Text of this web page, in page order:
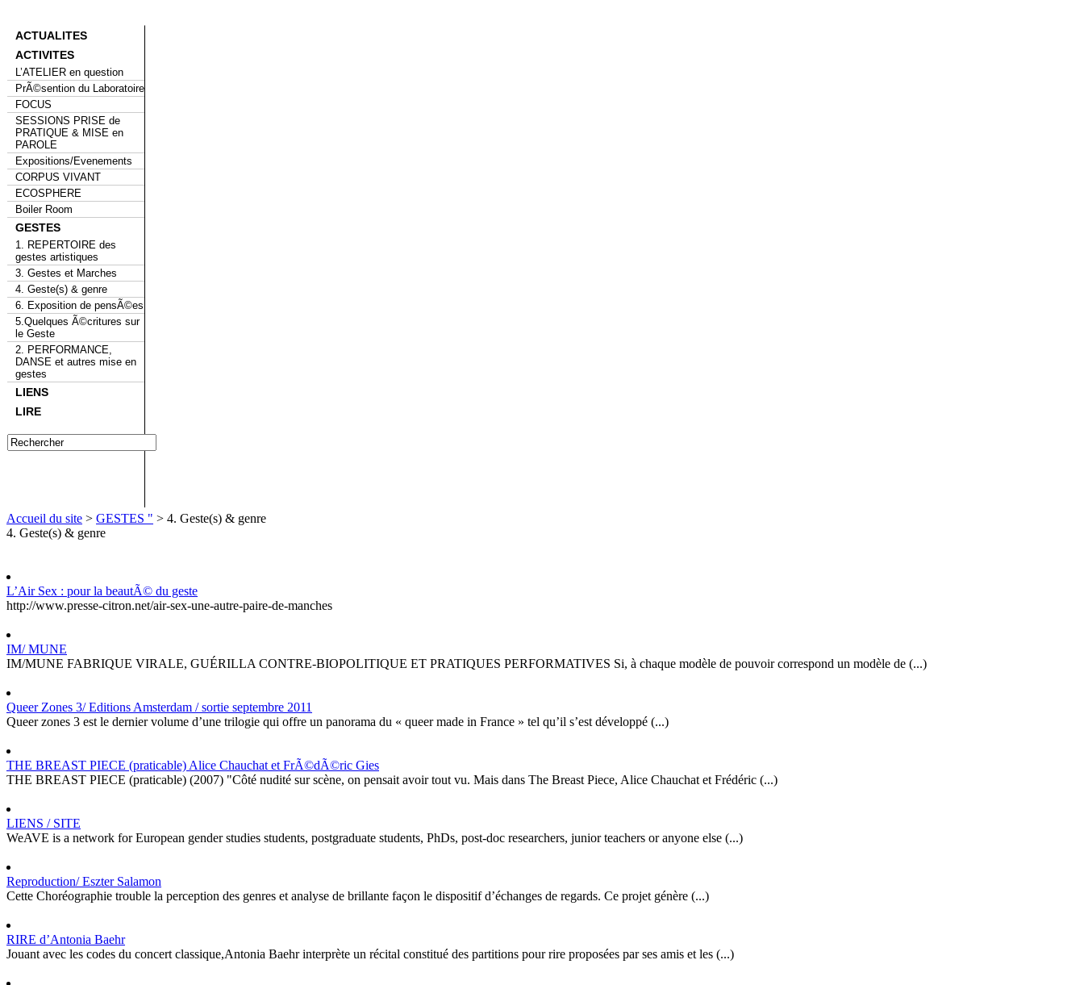
ACTUALITES
ACTIVITES
L’ATELIER en question
PrÃ©sention du Laboratoire
FOCUS
SESSIONS PRISE de
PRATIQUE & MISE en
PAROLE
Expositions/Evenements
CORPUS VIVANT
ECOSPHERE
Boiler Room
GESTES
1. REPERTOIRE des
gestes artistiques
3. Gestes et Marches
4. Geste(s) & genre
6. Exposition de pensÃ©es
5.Quelques Ã©critures sur
le Geste
2. PERFORMANCE,
DANSE et autres mise en
gestes
LIENS
LIRE
Accueil du site > GESTES " > 4. Geste(s) & genre
4. Geste(s) & genre
L’Air Sex : pour la beautÃ© du geste
http://www.presse-citron.net/air-sex-une-autre-paire-de-manches
IM/ MUNE
IM/MUNE FABRIQUE VIRALE, GUÉRILLA CONTRE-BIOPOLITIQUE ET PRATIQUES PERFORMATIVES Si, à chaque modèle de pouvoir correspond un modèle de (...)
Queer Zones 3/ Editions Amsterdam / sortie septembre 2011
Queer zones 3 est le dernier volume d’une trilogie qui offre un panorama du « queer made in France » tel qu’il s’est développé (...)
THE BREAST PIECE (praticable) Alice Chauchat et FrÃ©dÃ©ric Gies
THE BREAST PIECE (praticable) (2007) "Côté nudité sur scène, on pensait avoir tout vu. Mais dans The Breast Piece, Alice Chauchat et Frédéric (...)
LIENS / SITE
WeAVE is a network for European gender studies students, postgraduate students, PhDs, post-doc researchers, junior teachers or anyone else (...)
Reproduction/ Eszter Salamon
Cette Choréographie trouble la perception des genres et analyse de brillante façon le dispositif d’échanges de regards. Ce projet génère (...)
RIRE d’Antonia Baehr
Jouant avec les codes du concert classique,Antonia Baehr interprète un récital constitué des partitions pour rire proposées par ses amis et les (...)